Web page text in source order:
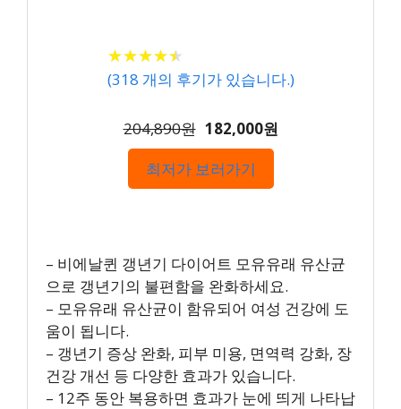
★★★★★
★★★★★
(318 개의 후기가 있습니다.)
204,890원 182,000원
최저가 보러가기
– 비에날퀸 갱년기 다이어트 모유유래 유산균
으로 갱년기의 불편함을 완화하세요.
– 모유유래 유산균이 함유되어 여성 건강에 도
움이 됩니다.
– 갱년기 증상 완화, 피부 미용, 면역력 강화, 장
건강 개선 등 다양한 효과가 있습니다.
– 12주 동안 복용하면 효과가 눈에 띄게 나타납